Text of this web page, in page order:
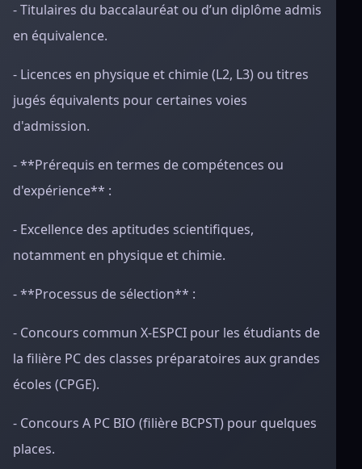
- Titulaires du baccalauréat ou d’un diplôme admis
en équivalence.
- Licences en physique et chimie (L2, L3) ou titres
jugés équivalents pour certaines voies
d'admission.
- **Prérequis en termes de compétences ou
d'expérience** :
- Excellence des aptitudes scientifiques,
notamment en physique et chimie.
- **Processus de sélection** :
- Concours commun X-ESPCI pour les étudiants de
la filière PC des classes préparatoires aux grandes
écoles (CPGE).
- Concours A PC BIO (filière BCPST) pour quelques
places.